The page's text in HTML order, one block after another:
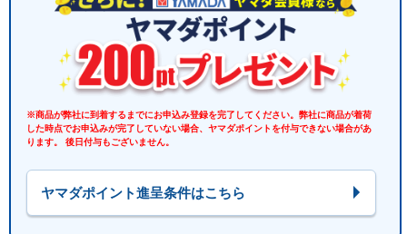
※商品が弊社に到着するまでにお申込み登録を完了してください。弊社に商品が着荷
した時点でお申込みが完了していない場合、ヤマダポイントを付与できない場合があ
ります。 後日付与もございません。
ヤマダポイント進呈条件はこちら